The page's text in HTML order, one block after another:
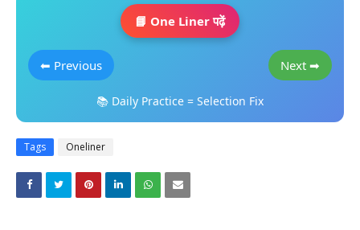
📘 One Liner पढ़ें
⬅ Previous Next ➡
📚 Daily Practice = Selection Fix
Tags Oneliner